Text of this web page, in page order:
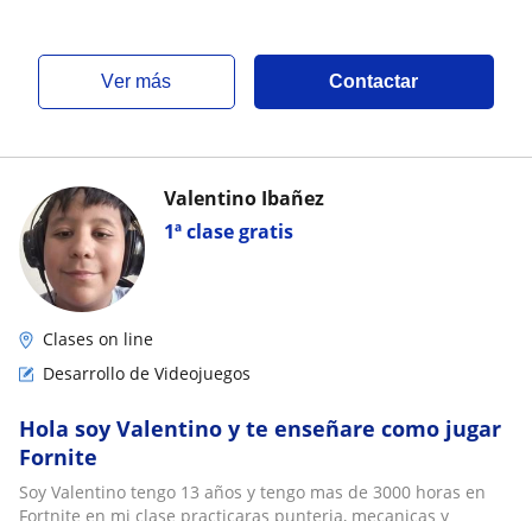
ver más Contactar
1ª clase gratis
Valentino Ibañez
Clases on line
Desarrollo de Videojuegos
Hola soy Valentino y te enseñare como jugar
Fornite
Soy Valentino tengo 13 años y tengo mas de 3000 horas en
Fortnite en mi clase practicaras punteria, mecanicas y